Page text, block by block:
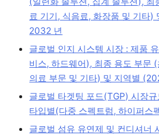
료 기기, 식음료, 화장품 및 기타
2032 년
글로벌 인지 시스템 시장 : 제품
비스, 하드웨어), 최종 용도 부문
의료 부문 및 기타) 및 지역별
글로벌 타겟팅 포드(TGP) 시장
타입별(다중 스펙트럼, 하이퍼스
글로벌 섬유 유연제 및 컨디셔너